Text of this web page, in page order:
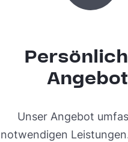
Angebot
Unser Angebot
notwendigen